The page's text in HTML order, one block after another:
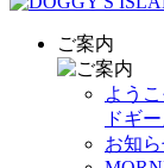
ご案内
よう
ドギ
お知